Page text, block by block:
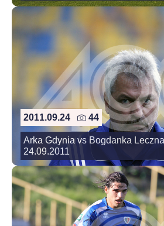
2011.09.24 44
Arka Gdynia vs Bogdanka
24.09.2011